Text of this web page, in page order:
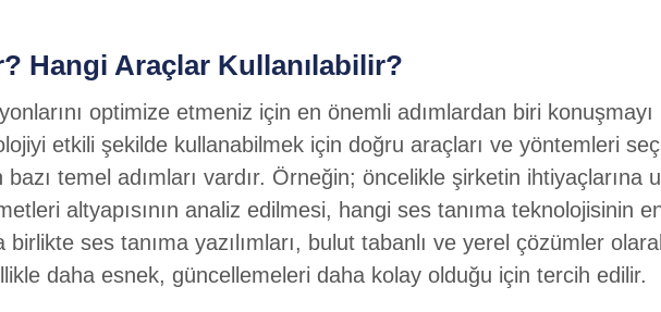
Hangi Araçlar Kullanılabilir?
optimize etmeniz için en önemli adımlardan biri
etkili şekilde kullanabilmek için doğru araçları ve yöntemleri
temel adımları vardır. Örneğin; öncelikle şirketin ihtiyaçlarına
altyapısının analiz edilmesi, hangi ses tanıma teknolojisinin
ses tanıma yazılımları, bulut tabanlı ve yerel çözümler
daha esnek, güncellemeleri daha kolay olduğu için tercih edilir.